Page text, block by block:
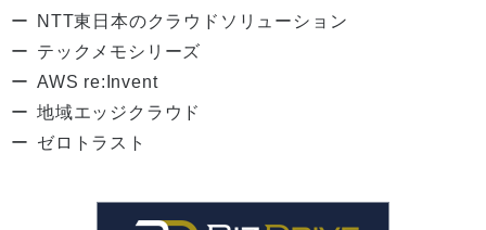
NTT東日本のクラウドソリューション
テックメモシリーズ
AWS re:Invent
地域エッジクラウド
ゼロトラスト